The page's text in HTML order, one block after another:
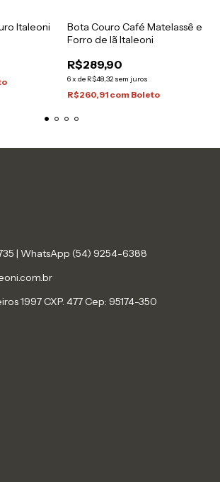
Italeoni
Bota Couro Café Matelassê e
Forro de lã Italeoni
R$289,90
6x de R$48,32 sem juros
R$260,91 com Boleto
| WhatsApp (54) 9254-6388
1997 CXP. 477 Cep: 95174-350